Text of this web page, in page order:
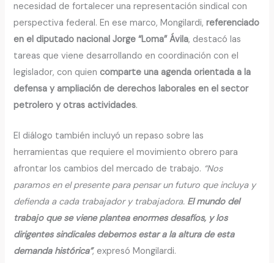
necesidad de fortalecer una representación sindical con
perspectiva federal. En ese marco, Mongilardi,referenciado
en el diputado nacional Jorge “Loma” Ávila, destacó las
tareas que viene desarrollando en coordinación con el
legislador, con quien comparte una agenda orientada a la
defensa y ampliación de derechos laborales en el sector
petrolero y otras actividades.
El diálogo también incluyó un repaso sobre las
herramientas que requiere el movimiento obrero para
afrontar los cambios del mercado de trabajo. “Nos
paramos en el presente para pensar un futuro que incluya y
defienda a cada trabajador y trabajadora. El mundo del
trabajo que se viene plantea enormes desafíos, y los
dirigentes sindicales debemos estar a la altura de esta
demanda histórica”, expresó Mongilardi.